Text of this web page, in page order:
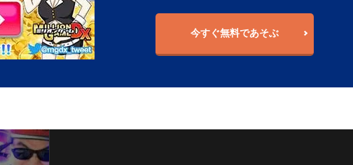
今すぐ無料であそぶ